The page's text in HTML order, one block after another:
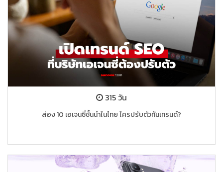
315 วัน
ส่อง 10 เอเจนซี่ชั้นนำในไทย ใครปรับตัวทันเทรนด์?